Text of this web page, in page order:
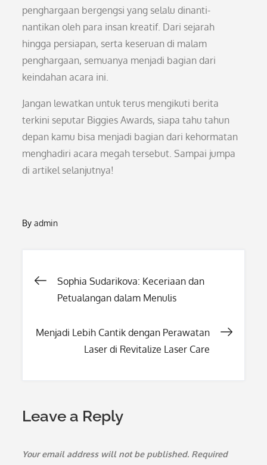
penghargaan bergengsi yang selalu dinanti-
nantikan oleh para insan kreatif. Dari sejarah
hingga persiapan, serta keseruan di malam
penghargaan, semuanya menjadi bagian dari
keindahan acara ini.
Jangan lewatkan untuk terus mengikuti berita
terkini seputar Biggies Awards, siapa tahu tahun
depan kamu bisa menjadi bagian dari kehormatan
menghadiri acara megah tersebut. Sampai jumpa
di artikel selanjutnya!
Byadmin
Post
Sophia Sudarikova: Keceriaan dan
Petualangan dalam Menulis
Menjadi Lebih Cantik dengan Perawatan
Laser di Revitalize Laser Care
Leave a Reply
Your email address will not be published. Required